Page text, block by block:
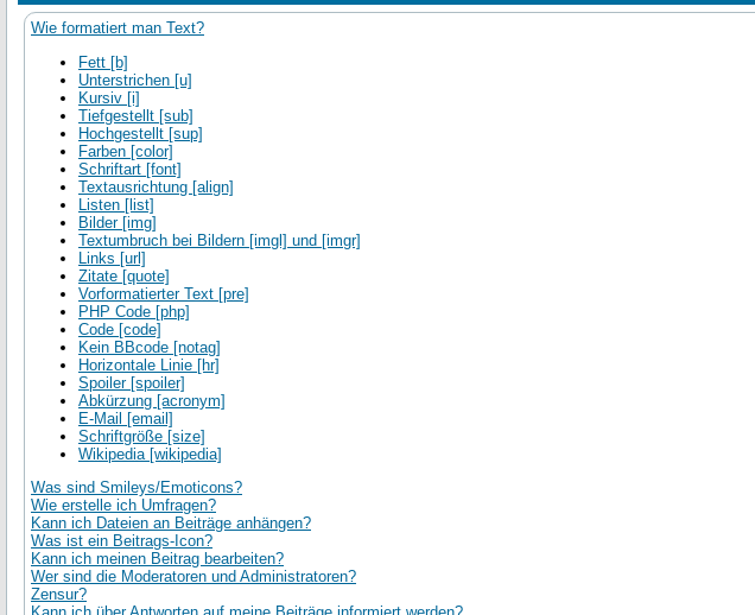
Wie formatiert man Text?
Fett [b]
Unterstrichen [u]
Kursiv [i]
Tiefgestellt [sub]
Hochgestellt [sup]
Farben [color]
Schriftart [font]
Textausrichtung [align]
Listen [list]
Bilder [img]
Textumbruch bei Bildern [imgl] und [imgr]
Links [url]
Zitate [quote]
Vorformatierter Text [pre]
PHP Code [php]
Code [code]
Kein BBcode [notag]
Horizontale Linie [hr]
Spoiler [spoiler]
Abkürzung [acronym]
E-Mail [email]
Schriftgröße [size]
Wikipedia [wikipedia]
Was sind Smileys/Emoticons?
Wie erstelle ich Umfragen?
Kann ich Dateien an Beiträge anhängen?
Was ist ein Beitrags-Icon?
Kann ich meinen Beitrag bearbeiten?
Wer sind die Moderatoren und Administratoren?
Zensur?